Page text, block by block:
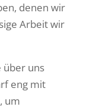
denen wir
Arbeit wir
über uns
eng mit
um